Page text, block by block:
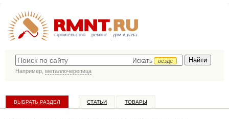
строительство ремонт дом и дача
Искать
везде
Например, металлочерепица
ВЫБРАТЬ РАЗДЕЛ СТАТЬИ ТОВАРЫ